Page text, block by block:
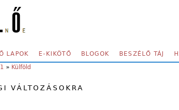
LAPOK E-KIKÖTŐ BLOGOK BESZÉLŐ TÁJ
» Külföld
VÁLTOZÁSOKRA